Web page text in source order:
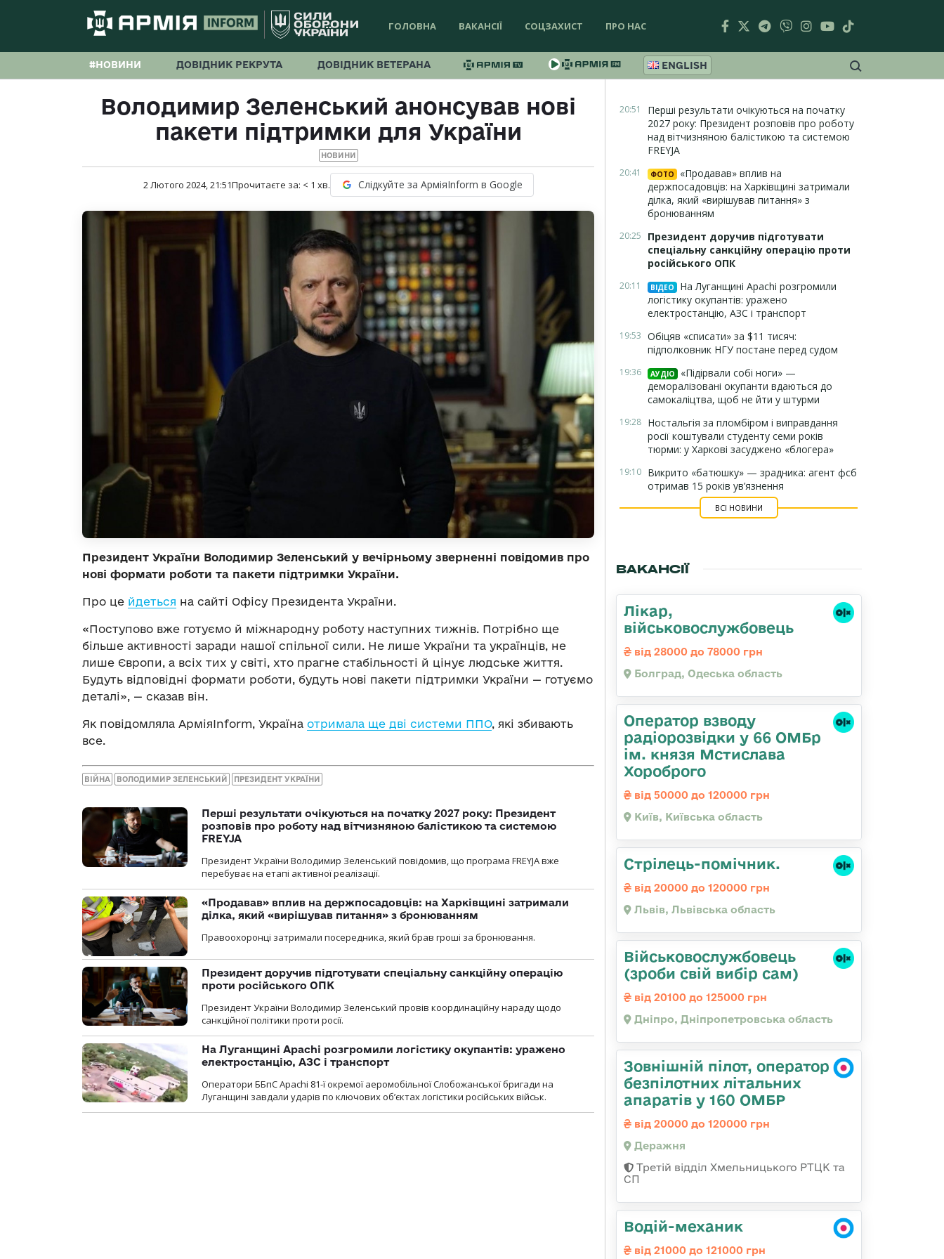
ГОЛОВНА ВАКАНСІЇ СОЦЗАХИСТ ПРО НАС
#НОВИНИ ДОВІДНИК РЕКРУТА ДОВІДНИК ВЕТЕРАНА ENGLISH
Володимир Зеленський анонсував нові
пакети підтримки для України
НОВИНИ
2 Лютого 2024, 21:51Прочитаєте за: < 1 хв. Слідкуйте за АрміяInform в Google
Президент України Володимир Зеленський у вечірньому зверненні повідомив про
нові формати роботи та пакети підтримки України.
Про це йдеться на сайті Офісу Президента України.
«Поступово вже готуємо й міжнародну роботу наступних тижнів. Потрібно ще
більше активності заради нашої спільної сили. Не лише України та українців, не
лише Європи, а всіх тих у світі, хто прагне стабільності й цінує людське життя.
Будуть відповідні формати роботи, будуть нові пакети підтримки України — готуємо
деталі», — сказав він.
Як повідомляла АрміяInform, Україна отримала ще дві системи ППО, які збивають
все.
ВІЙНА ВОЛОДИМИР ЗЕЛЕНСЬКИЙ ПРЕЗИДЕНТ УКРАЇНИ
Перші результати очікуються на початку 2027 року: Президент
розповів про роботу над вітчизняною балістикою та системою
FREYJA
Президент України Володимир Зеленський повідомив, що програма FREYJA вже
перебуває на етапі активної реалізації.
«Продавав» вплив на держпосадовців: на Харківщині затримали
ділка, який «вирішував питання» з бронюванням
Правоохоронці затримали посередника, який брав гроші за бронювання.
Президент доручив підготувати спеціальну санкційну операцію
проти російського ОПК
Президент України Володимир Зеленський провів координаційну нараду щодо
санкційної політики проти росії.
На Луганщині Apachi розгромили логістику окупантів: уражено
електростанцію, АЗС і транспорт
Оператори ББпС Apachi 81-ї окремої аеромобільної Слобожанської бригади на
Луганщині завдали ударів по ключових об’єктах логістики російських військ.
20:51
Перші результати очікуються на початку
2027 року: Президент розповів про роботу
над вітчизняною балістикою та системою
FREYJA
20:41 ФОТО
«Продавав» вплив на
держпосадовців: на Харківщині затримали
ділка, який «вирішував питання» з
бронюванням
20:25
Президент доручив підготувати
спеціальну санкційну операцію проти
російського ОПК
20:11 ВІДЕО
На Луганщині Apachi розгромили
логістику окупантів: уражено
електростанцію, АЗС і транспорт
19:53 Обіцяв «списати» за $11 тисяч:
підполковник НГУ постане перед судом
19:36 АУДІО
«Підірвали собі ноги» —
деморалізовані окупанти вдаються до
самокаліцтва, щоб не йти у штурми
19:28 Ностальгія за пломбіром і виправдання
росії коштували студенту семи років
тюрми: у Харкові засуджено «блогера»
19:10 Викрито «батюшку» — зрадника: агент фсб
отримав 15 років ув’язнення
ВСІ НОВИНИ
ВАКАНСІЇ
Лікар,
військовослужбовець
від 28000 до 78000 грн
Болград, Одеська область
Оператор взводу
радіорозвідки у 66 ОМБр
ім. князя Мстислава
Хороброго
від 50000 до 120000 грн
Київ, Київська область
Стрілець-помічник.
від 20000 до 120000 грн
Львів, Львівська область
Військовослужбовець
(зроби свій вибір сам)
від 20100 до 125000 грн
Дніпро, Дніпропетровська область
Зовнішній пілот, оператор
безпілотних літальних
апаратів у 160 ОМБР
від 20000 до 120000 грн
Деражня
Третій відділ Хмельницького РТЦК та
СП
Водій-механик
від 21000 до 121000 грн